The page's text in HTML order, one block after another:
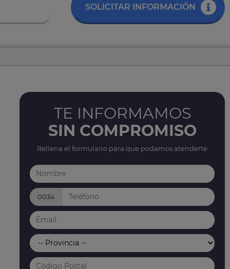
SOLICITAR INFORMACIÓN
TE INFORMAMOS
SIN COMPROMISO
Rellena el formulario para que podamos atenderte
0034